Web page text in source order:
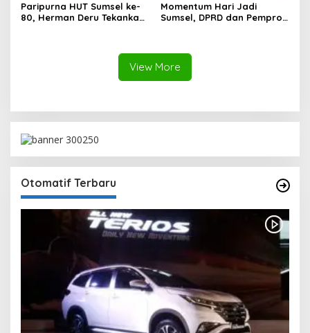
Paripurna HUT Sumsel ke-
80, Herman Deru Tekankan
Momentum Hari Jadi
Sumsel, DPRD dan Pemprov
View More
Otomatif Terbaru